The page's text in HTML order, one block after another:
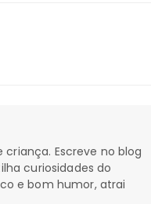
Escreve no blog
curiosidades do
e bom humor, atrai